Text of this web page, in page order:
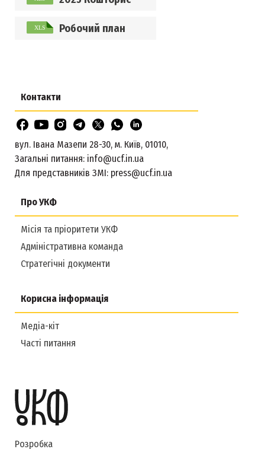
Робочий план
Розробка
Про УКФ
Місія та пріоритети УКФ
Адміністративна команда
Стратегічні документи
Корисна інформація
Медіа-кіт
Часті питання
Контакти
вул. Івана Мазепи 28-30, м. Київ, 01010,
Загальні питання: info@ucf.in.ua
Для представників ЗМІ: press@ucf.in.ua